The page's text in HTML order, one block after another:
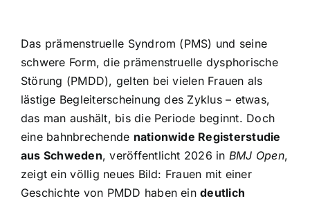
Das prämenstruelle Syndrom (PMS) und seine
schwere Form, die prämenstruelle dysphorische
Störung (PMDD), gelten bei vielen Frauen als
lästige Begleiterscheinung des Zyklus – etwas,
das man aushält, bis die Periode beginnt. Doch
eine bahnbrechende nationwide Registerstudie
aus Schweden, veröffentlicht 2026 in BMJ Open,
zeigt ein völlig neues Bild: Frauen mit einer
Geschichte von PMDD haben eindeutlich